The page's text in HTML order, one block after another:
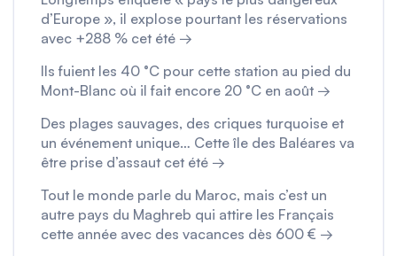
d’Europe », il explose pourtant les réservations
avec +288 % cet été →
Ils fuient les 40 °C pour cette station au pied du
Mont-Blanc où il fait encore 20 °C en août →
Des plages sauvages, des criques turquoise et
un événement unique… Cette île des Baléares va
être prise d’assaut cet été →
Tout le monde parle du Maroc, mais c’est un
autre pays du Maghreb qui attire les Français
cette année avec des vacances dès 600 € →